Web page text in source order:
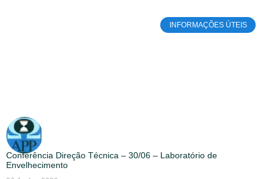
INFORMAÇÕES ÚTEIS
Conferência Direção Técnica – 30/06 – Laboratório de
Envelhecimento